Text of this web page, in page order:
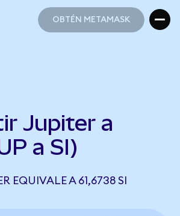
OBTÉN METAMASK
Jupiter a
a SI)
EQUIVALE A 61,6738 SI